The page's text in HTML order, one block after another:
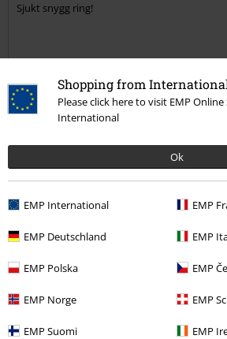
Shopping from
Please click here to visit EMP
International
Ok
EMP International EMP
EMP Deutschland EMP
EMP Polska EMP
EMP Norge EMP
EMP Suomi EMP
Sjukt snygg ring!
Kvalité
Verifierad recension
Hade du någon nytta av den här
Kommentar